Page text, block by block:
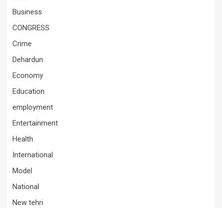
Business
CONGRESS
Crime
Dehardun
Economy
Education
employment
Entertainment
Health
International
Model
National
New tehri